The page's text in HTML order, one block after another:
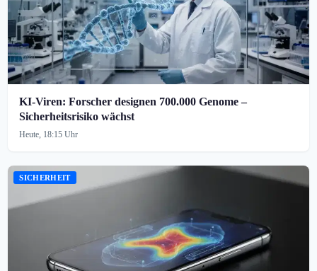
KI-Viren: Forscher designen 700.000 Genome –
Sicherheitsrisiko wächst
Heute, 18:15 Uhr
SICHERHEIT